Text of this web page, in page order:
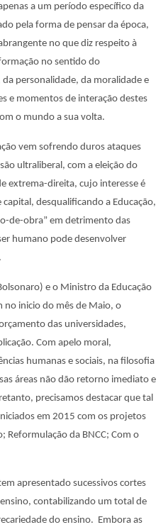
a um período específico da
pela forma de pensar da época,
no que diz respeito à
no sentido do
personalidade, da moralidade e
e momentos de interação destes
o mundo a sua volta.
vem sofrendo duros ataques
ultraliberal, com a eleição do
extrema-direita, cujo interesse é
desqualificando a Educação,
de-obra” em detrimento das
humano pode desenvolver
e o Ministro da Educação
no inicio do mês de Maio, o
das universidades,
Com apelo moral,
humanas e sociais, na filosofia
áreas não dão retorno imediato e
precisamos destacar que tal
em 2015 com os projetos
Reformulação da BNCC; Com o
apresentado sucessivos cortes
contabilizando um total de
do ensino. Embora as